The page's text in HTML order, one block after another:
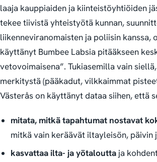
laaja kauppiaiden ja kiinteistöyhtiöiden
tekee tiivistä yhteistyötä kunnan,
liikenneviranomaisten ja poliisin kanssa,
käyttänyt Bumbee Labsia pitääkseen
vetovoimaisena”. Tukiasemilla vain
merkitystä (pääkadut, vilkkaimmat
Västerås on käyttänyt dataa siihen, että
mitata, mitkä tapahtumat nostavat
mitkä vain keräävät iltayleisön, päivin
kasvattaa ilta- ja yötalouttaja